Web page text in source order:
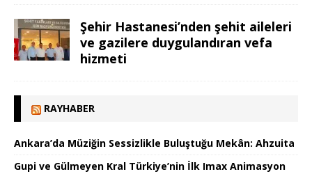
Şehir Hastanesi’nden şehit aileleri
ve gazilere duygulandıran vefa
hizmeti
RAYHABER
Ankara’da Müziğin Sessizlikle Buluştuğu Mekân: Ahzuita
Gupi ve Gülmeyen Kral Türkiye’nin İlk Imax Animasyon